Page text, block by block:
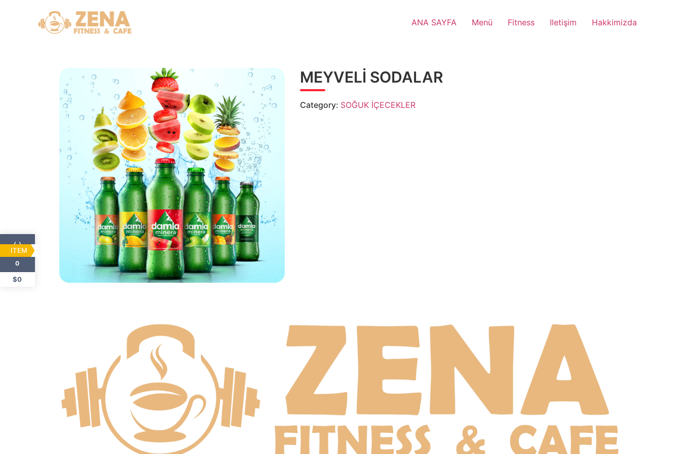
ANA SAYFA Menü Fitness Iletişim Hakkimizda
MEYVELİ SODALAR
Category: SOĞUK İÇECEKLER
0
ITEM
$0